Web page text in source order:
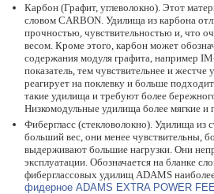
Карбон (Графит, углеволокно). Этот
словом CARBON. Удилища из карбона
прочностью, чувствительностью и, что
весом. Кроме этого, карбон может
содержания модуля графита, например
показатель, тем чувствительнее и жестче
реагирует на поклевку и больше
такие удилища и требуют более
Низкомодульные удилища более мягкие и
Фибергласс (стекловолокно). Удилища из
больший вес, они менее чувствительны,
выдерживают большие нагрузки. Они
эксплуатации. Обозначается на бланке
фиберглассовых удилищ ADAMS
фидерное ADAMS EXTRA POWER